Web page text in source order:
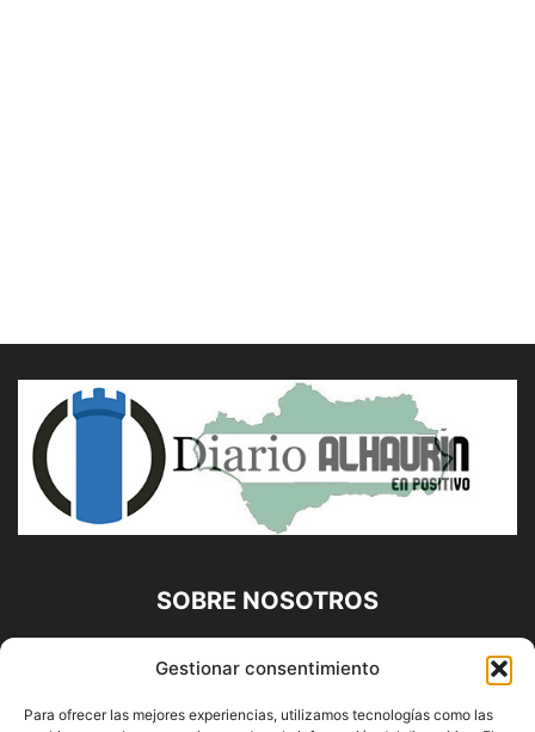
Gestionar consentimiento
Para ofrecer las mejores experiencias, utilizamos tecnologías como las
SOBRE NOSOTROS
Diario Alhaurín (www.alhaurindelatorre.com) Propiedad de
Francisco E. López López | 639 95 71 95 | Noticias de
Alhaurín de la Torre, Málaga y Provincia|